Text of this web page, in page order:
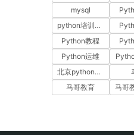
mysql
python培训排名
Python教程
Python运维
北京python培训
马哥教育